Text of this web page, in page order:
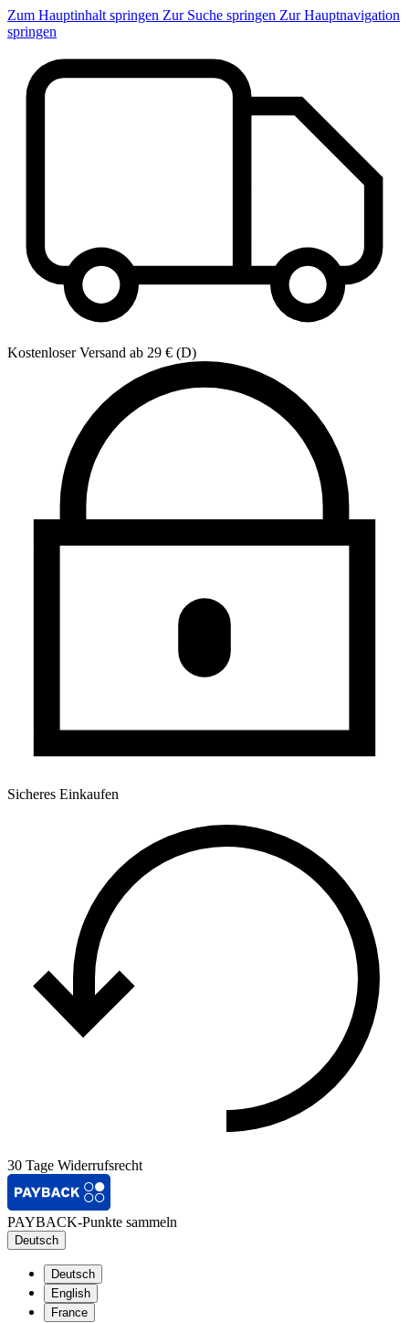
Zum Hauptinhalt springen Zur Suche springen Zur Hauptnavigation
springen
Kostenloser Versand ab 29 € (D)
Sicheres Einkaufen
30 Tage Widerrufsrecht
PAYBACK-Punkte sammeln
Deutsch
Deutsch
English
France